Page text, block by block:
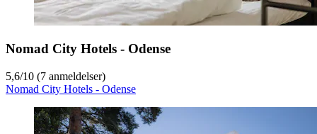
Nomad City Hotels - Odense
5,6/10 (7 anmeldelser)
Nomad City Hotels - Odense